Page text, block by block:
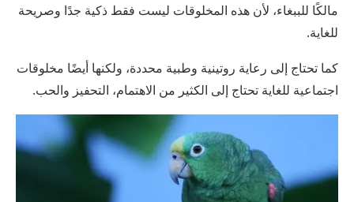
مالكًا للببغاء، لأن هذه المخلوقات ليست فقط ذكية جدًا وصريحة
للغاية.
كما تحتاج إلى رعاية روتينية وطبية محددة، ولكنها أيضًا مخلوقات
اجتماعية للغاية تحتاج إلى الكثير من الاهتمام، التحفيز والحب.